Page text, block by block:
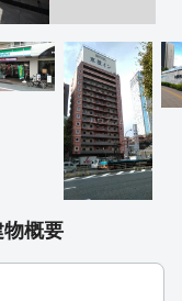
概要